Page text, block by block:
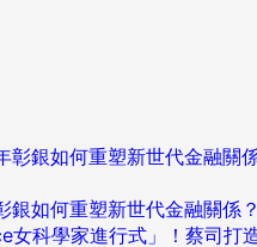
如何重塑新世代金融關係？